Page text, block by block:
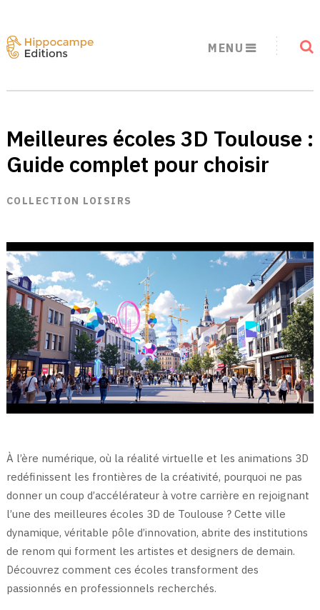
MENU
Meilleures écoles 3D Toulouse :
Guide complet pour choisir
COLLECTION LOISIRS
À l’ère numérique, où la réalité virtuelle et les animations 3D
redéfinissent les frontières de la créativité, pourquoi ne pas
donner un coup d’accélérateur à votre carrière en rejoignant
l’une des meilleures écoles 3D de Toulouse ? Cette ville
dynamique, véritable pôle d’innovation, abrite des institutions
de renom qui forment les artistes et designers de demain.
Découvrez comment ces écoles transforment des
passionnés en professionnels recherchés.